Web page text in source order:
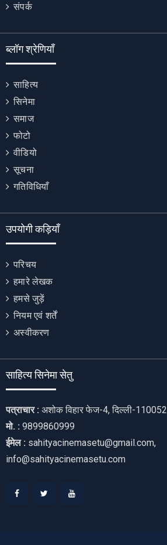
संपर्क
ब्लॉग श्रेणियाँ
साहित्य
सिनेमा
समाज
फोटो
वीडियो
सूचना
गतिविधियाँ
उपयोगी कड़ियाँ
परिचय
हमारे लेखक
हमसे जुड़ें
नियम एवं शर्तें
अस्वीकरण
साहित्य सिनेमा सेतु
पत्राचार : अशोक विहार फेज-4, दिल्ली-110052
मो. : 9899860999
ईमेल : sahityacinemasetu@gmail.com,
info@sahityacinemasetu.com